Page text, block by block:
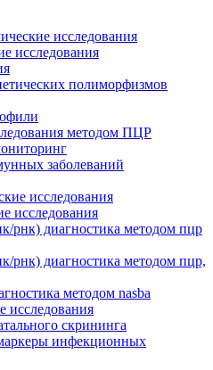
исследования
исследования
полиморфизмов
методом ПЦР
заболеваний
исследования
исследования
рнк) диагностика методом пцр
рнк) диагностика методом пцр,
методом nasba
исследования
скрининга
инфекционных